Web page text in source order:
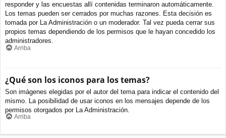
responder y las encuestas allí contenidas terminaron automáticamente.
Los temas pueden ser cerrados por muchas razones. Esta decisión es
tomada por La Administración o un moderador. Tal vez pueda cerrar sus
propios temas dependiendo de los permisos que le hayan concedido los
administradores.
Arriba
¿Qué son los iconos para los temas?
Son imágenes elegidas por el autor del tema para indicar el contenido del
mismo. La posibilidad de usar iconos en los mensajes depende de los
permisos otorgados por La Administración.
Arriba